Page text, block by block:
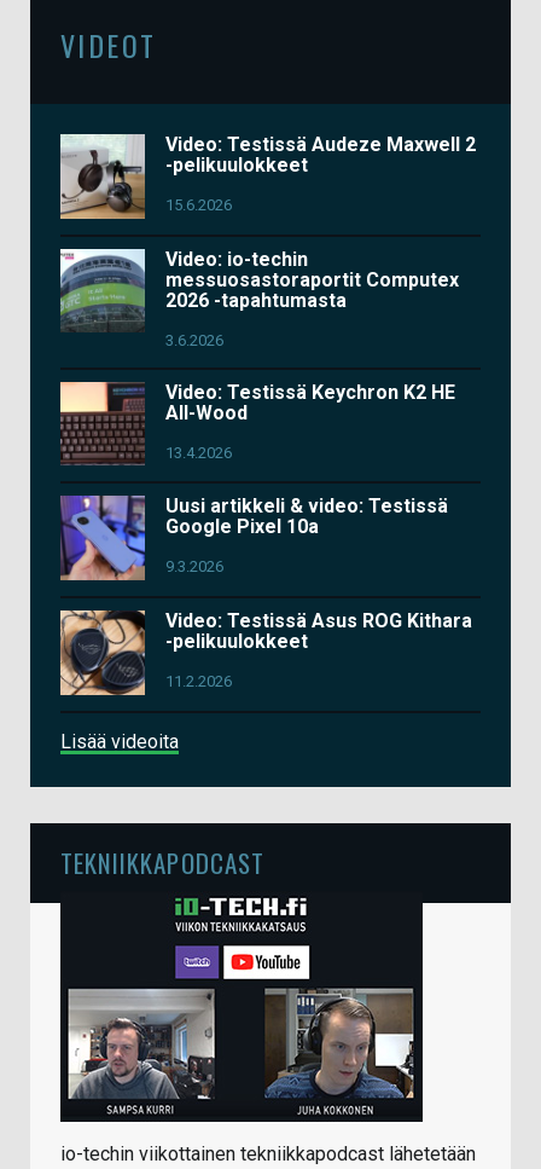
VIDEOT
Video: Testissä Audeze Maxwell 2
-pelikuulokkeet
15.6.2026
Video: io-techin
messuosastoraportit Computex
2026 -tapahtumasta
3.6.2026
Video: Testissä Keychron K2 HE
All-Wood
13.4.2026
Uusi artikkeli & video: Testissä
Google Pixel 10a
9.3.2026
Video: Testissä Asus ROG Kithara
-pelikuulokkeet
11.2.2026
Lisää videoita
TEKNIIKKAPODCAST
io-techin viikottainen tekniikkapodcast lähetetään